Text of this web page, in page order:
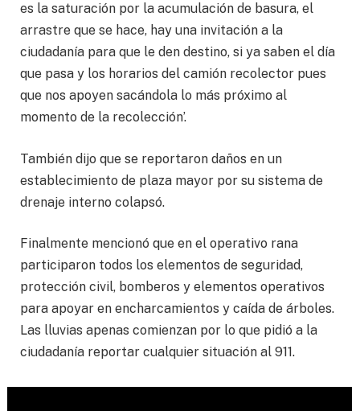
es la saturación por la acumulación de basura, el
arrastre que se hace, hay una invitación a la
ciudadanía para que le den destino, si ya saben el día
que pasa y los horarios del camión recolector pues
que nos apoyen sacándola lo más próximo al
momento de la recolección’.
También dijo que se reportaron daños en un
establecimiento de plaza mayor por su sistema de
drenaje interno colapsó.
Finalmente mencionó que en el operativo rana
participaron todos los elementos de seguridad,
protección civil, bomberos y elementos operativos
para apoyar en encharcamientos y caída de árboles.
Las lluvias apenas comienzan por lo que pidió a la
ciudadanía reportar cualquier situación al 911.